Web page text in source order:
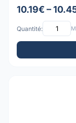
10.19€ –
Quantité: